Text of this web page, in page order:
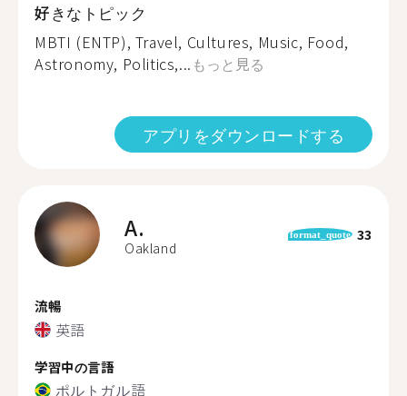
好きなトピック
MBTI (ENTP), Travel, Cultures, Music, Food,
Astronomy, Politics,... もっと見る
アプリをダウンロードする
A.
Oakland
format_quote 33
流暢
英語
学習中の言語
ポルトガル語